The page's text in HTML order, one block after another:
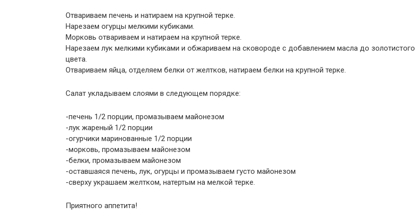
Отвариваем печень и натираем на крупной терке.
Нарезаем огурцы мелкими кубиками.
Морковь отвариваем и натираем на крупной терке.
Нарезаем лук мелкими кубиками и обжариваем на сковороде с добавлением масла до золотистого
цвета.
Отвариваем яйца, отделяем белки от желтков, натираем белки на крупной терке.
Салат укладываем слоями в следующем порядке:
-печень 1/2 порции, промазываем майонезом
-лук жареный 1/2 порции
-огурчики маринованные 1/2 порции
-морковь, промазываем майонезом
-белки, промазываем майонезом
-оставшаяся печень, лук, огурцы и промазываем густо майонезом
-сверху украшаем желтком, натертым на мелкой терке.
Приятного аппетита!